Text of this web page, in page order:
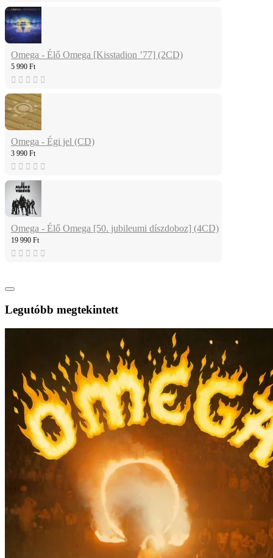
Omega - Élő Omega [Kisstadion ’77] (2CD)
5 990 Ft
Omega - Égi jel (CD)
3 990 Ft
Omega - Élő Omega [50. jubileumi díszdoboz] (4CD)
19 990 Ft
Legutóbb megtekintett